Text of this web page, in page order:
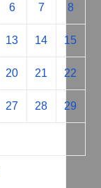
6 7 8
13 14 15
20 21 22
27 28 29